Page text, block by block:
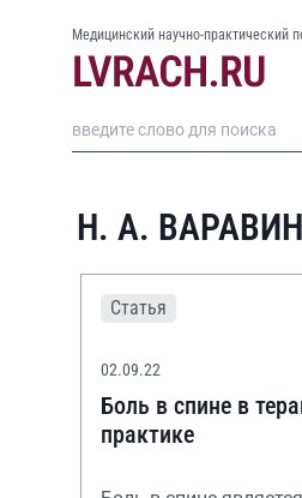
Медицинский научно-практический
Н. А. ВАРАВИН
Статья
02.09.22
Боль в спине в
практике